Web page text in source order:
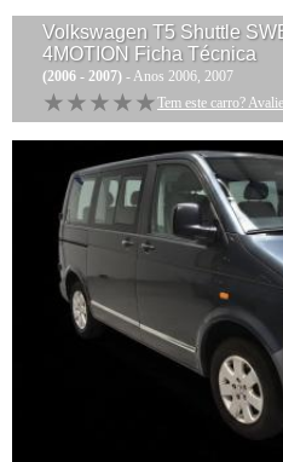
Volkswagen T5 Shuttle
4MOTION Ficha Técnica
(2006 - 2007) - Anos 2006, 2007
★★★★★
★★★★★ Tem este carro?